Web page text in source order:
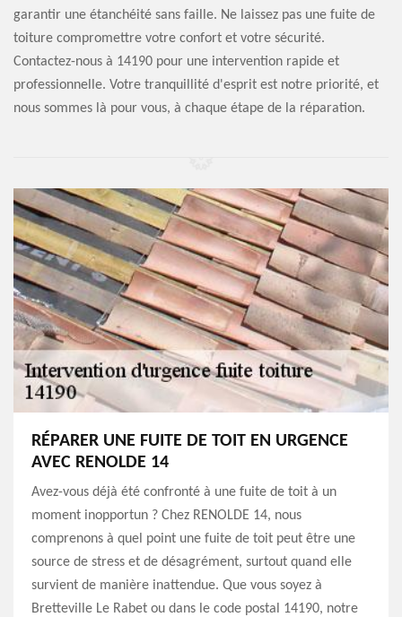
garantir une étanchéité sans faille. Ne laissez pas une fuite de
toiture compromettre votre confort et votre sécurité.
Contactez-nous à 14190 pour une intervention rapide et
professionnelle. Votre tranquillité d'esprit est notre priorité, et
nous sommes là pour vous, à chaque étape de la réparation.
RÉPARER UNE FUITE DE TOIT EN URGENCE
AVEC RENOLDE 14
Avez-vous déjà été confronté à une fuite de toit à un
moment inopportun ? Chez RENOLDE 14, nous
comprenons à quel point une fuite de toit peut être une
source de stress et de désagrément, surtout quand elle
survient de manière inattendue. Que vous soyez à
Bretteville Le Rabet ou dans le code postal 14190, notre